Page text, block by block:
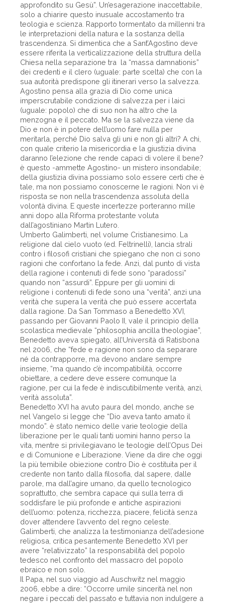
approfondito su Gesù”. Un’esagerazione inaccettabile,
solo a chiarire questo inusuale accostamento tra
teologia e scienza. Rapporto tormentato da millenni tra
le interpretazioni della natura e la sostanza della
trascendenza. Si dimentica che a Sant’Agostino deve
essere riferita la verticalizzazione della struttura della
Chiesa nella separazione tra la “massa damnationis”
dei credenti e il clero (uguale: parte scelta) che con la
sua autorità predispone gli itinerari verso la salvezza.
Agostino pensa alla grazia di Dio come unica
imperscrutabile condizione di salvezza per i laici
(uguale: popolo) che di suo non ha altro che la
menzogna e il peccato. Ma se la salvezza viene da
Dio e non è in potere dell’uomo fare nulla per
meritarla, perché Dio salva gli uni e non gli altri? A chi,
con quale criterio la misericordia e la giustizia divina
daranno l’elezione che rende capaci di volere il bene?
è questo -ammette Agostino- un mistero insondabile;
della giustizia divina possiamo solo essere certi che è
tale, ma non possiamo conoscerne le ragioni. Non vi è
risposta se non nella trascendenza assoluta della
volontà divina. E queste incertezze porteranno mille
anni dopo alla Riforma protestante voluta
dall’agostiniano Martin Lutero.
Umberto Galimberti, nel volume Cristianesimo. La
religione dal cielo vuoto (ed. Feltrinelli), lancia strali
contro i filosofi cristiani che spiegano che non ci sono
ragioni che confortano la fede. Anzi, dal punto di vista
della ragione i contenuti di fede sono “paradossi”
quando non “assurdi”. Eppure per gli uomini di
religione i contenuti di fede sono una “verità”, anzi una
verità che supera la verità che può essere accertata
dalla ragione. Da San Tommaso a Benedetto XVI,
passando per Giovanni Paolo II, vale il principio della
scolastica medievale “philosophia ancilla theologiae”,
Benedetto aveva spiegato, all’Università di Ratisbona
nel 2006, che “fede e ragione non sono da separare
né da contrapporre, ma devono andare sempre
insieme, “ma quando c’è incompatibilità, occorre
obiettare, a cedere deve essere comunque la
ragione, per cui la fede è indiscutibilmente verità, anzi,
verità assoluta”.
Benedetto XVI ha avuto paura del mondo, anche se
nel Vangelo si legge che “Dio aveva tanto amato il
mondo”. è stato nemico delle varie teologie della
liberazione per le quali tanti uomini hanno perso la
vita, mentre si privilegiavano le teologie dell’Opus Dei
e di Comunione e Liberazione. Viene da dire che oggi
la più temibile obiezione contro Dio è costituita per il
credente non tanto dalla filosofia, dal sapere, dalle
parole, ma dall’agire umano, da quello tecnologico
soprattutto, che sembra capace qui sulla terra di
soddisfare le più profonde e antiche aspirazioni
dell’uomo: potenza, ricchezza, piacere, felicità senza
dover attendere l’avvento del regno celeste.
Galimberti, che analizza la testimonianza dell’adesione
religiosa, critica pesantemente Benedetto XVI per
avere “relativizzato” la responsabilità del popolo
tedesco nel confronto del massacro del popolo
ebraico e non solo.
Il Papa, nel suo viaggio ad Auschwitz nel maggio
2006, ebbe a dire: “Occorre umile sincerità nel non
negare i peccati del passato e tuttavia non indulgere a